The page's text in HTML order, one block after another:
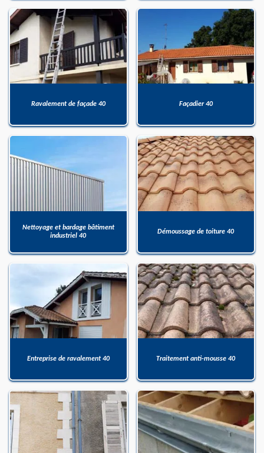
Ravalement de façade 40 Façadier 40
Nettoyage et bardage bâtiment
industriel 40
Démoussage de toiture 40
Entreprise de ravalement 40 Traitement anti-mousse 40